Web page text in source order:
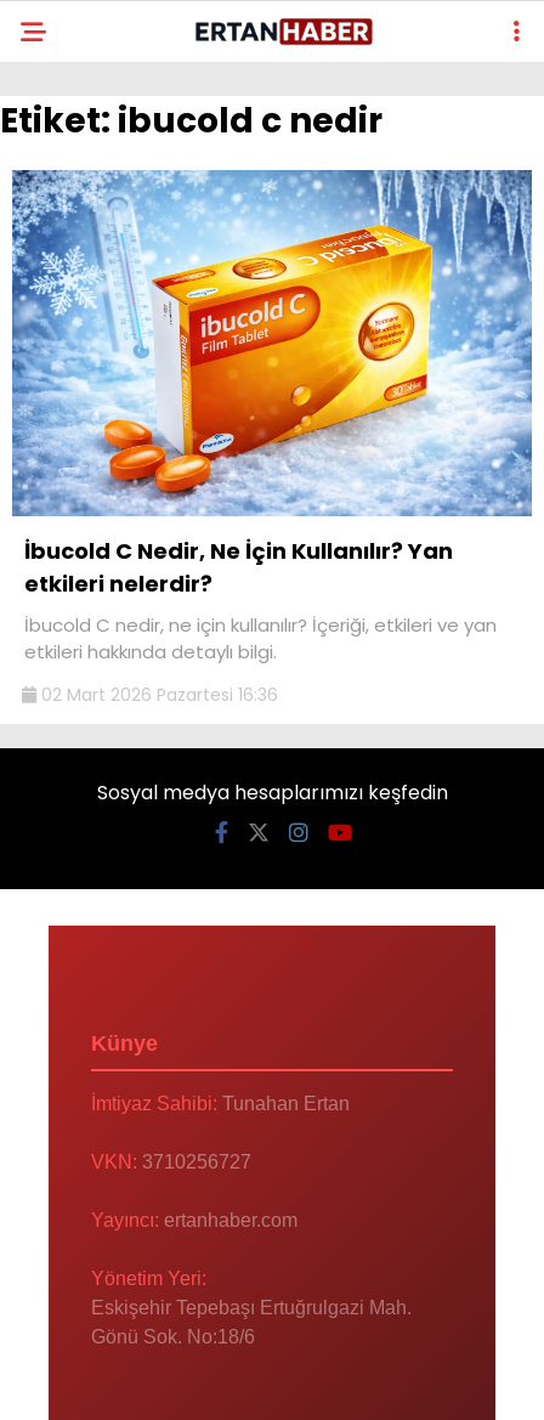
Etiket: ibucold c nedir
İbucold C Nedir, Ne İçin Kullanılır? Yan
etkileri nelerdir?
İbucold C nedir, ne için kullanılır? İçeriği, etkileri ve yan
etkileri hakkında detaylı bilgi.
02 Mart 2026 Pazartesi 16:36
Sosyal medya hesaplarımızı keşfedin
Künye
İmtiyaz Sahibi: Tunahan Ertan
VKN: 3710256727
Yayıncı: ertanhaber.com
Yönetim Yeri:
Eskişehir Tepebaşı Ertuğrulgazi Mah.
Gönü Sok. No:18/6